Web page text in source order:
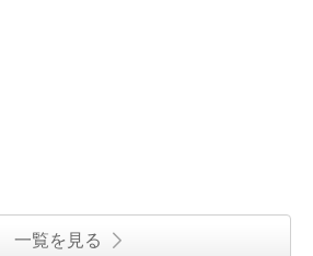
みた
ート
下６４ｃｍ＞
スカイブルー
一覧を見る